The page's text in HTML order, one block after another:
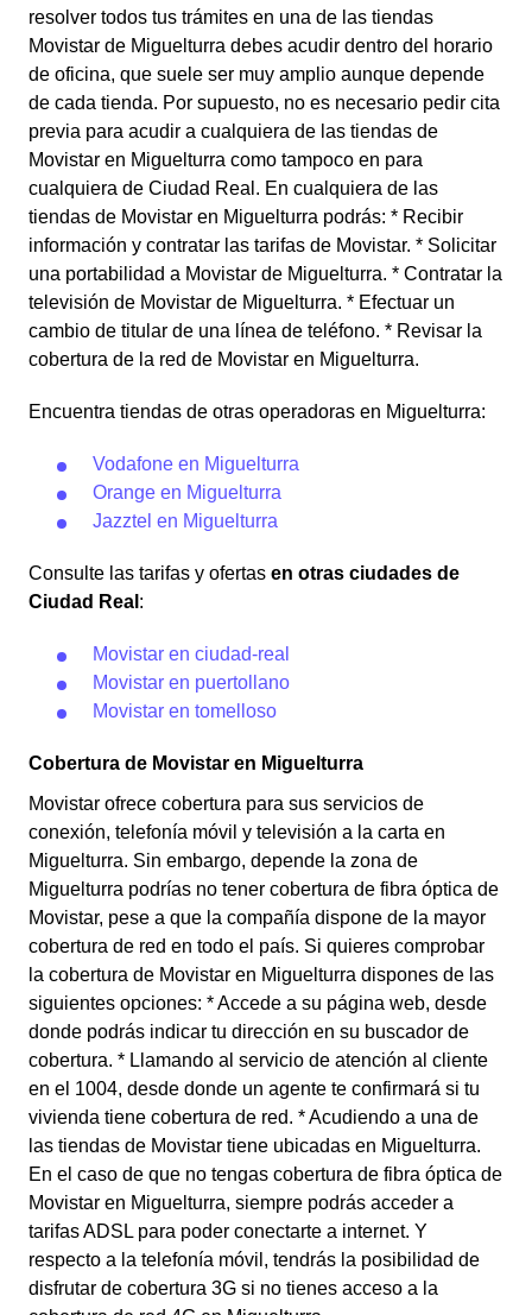
resolver todos tus trámites en una de las tiendas
Movistar de Miguelturra debes acudir dentro del horario
de oficina, que suele ser muy amplio aunque depende
de cada tienda. Por supuesto, no es necesario pedir cita
previa para acudir a cualquiera de las tiendas de
Movistar en Miguelturra como tampoco en para
cualquiera de Ciudad Real. En cualquiera de las
tiendas de Movistar en Miguelturra podrás: * Recibir
información y contratar las tarifas de Movistar. * Solicitar
una portabilidad a Movistar de Miguelturra. * Contratar la
televisión de Movistar de Miguelturra. * Efectuar un
cambio de titular de una línea de teléfono. * Revisar la
cobertura de la red de Movistar en Miguelturra.
Encuentra tiendas de otras operadoras en Miguelturra:
Vodafone en Miguelturra
Orange en Miguelturra
Jazztel en Miguelturra
Consulte las tarifas y ofertas en otras ciudades de
Ciudad Real :
Movistar en ciudad-real
Movistar en puertollano
Movistar en tomelloso
Cobertura de Movistar en Miguelturra
Movistar ofrece cobertura para sus servicios de
conexión, telefonía móvil y televisión a la carta en
Miguelturra. Sin embargo, depende la zona de
Miguelturra podrías no tener cobertura de fibra óptica de
Movistar, pese a que la compañía dispone de la mayor
cobertura de red en todo el país. Si quieres comprobar
la cobertura de Movistar en Miguelturra dispones de las
siguientes opciones: * Accede a su página web, desde
donde podrás indicar tu dirección en su buscador de
cobertura. * Llamando al servicio de atención al cliente
en el 1004, desde donde un agente te confirmará si tu
vivienda tiene cobertura de red. * Acudiendo a una de
las tiendas de Movistar tiene ubicadas en Miguelturra.
En el caso de que no tengas cobertura de fibra óptica de
Movistar en Miguelturra, siempre podrás acceder a
tarifas ADSL para poder conectarte a internet. Y
respecto a la telefonía móvil, tendrás la posibilidad de
disfrutar de cobertura 3G si no tienes acceso a la